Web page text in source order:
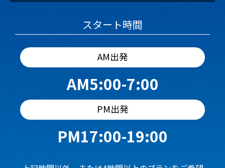
スタート時間
AM出発
AM5:00-7:00
PM出発
PM17:00-19:00